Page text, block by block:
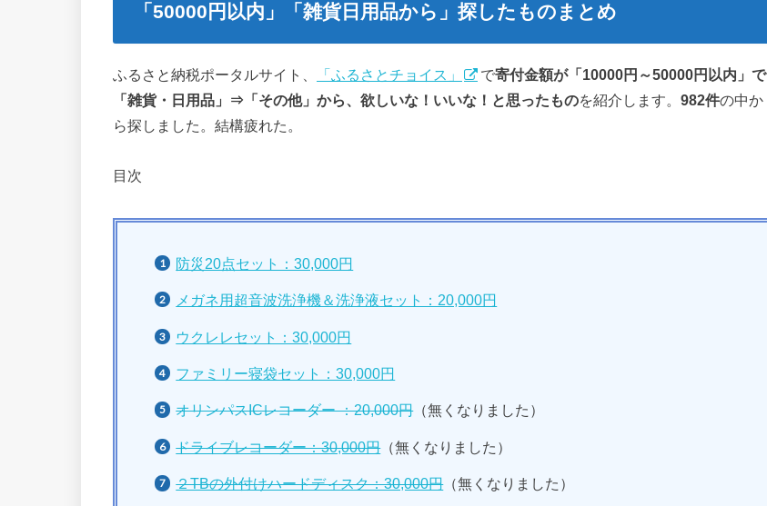
「50000円以内」「雑貨日用品から」探したものまとめ
ふるさと納税ポータルサイト、 「ふるさとチョイス」 で寄付金額が「10000円～50000円以内」で
「雑貨・日用品」⇒「その他」から、欲しいな！いいな！と思ったものを紹介します。 982件の中か
ら探しました。結構疲れた。
目次
防災20点セット：30,000円
メガネ用超音波洗浄機＆洗浄液セット：20,000円
ウクレレセット：30,000円
ファミリー寝袋セット：30,000円
オリンパスICレコーダー ：20,000円（無くなりました）
ドライブレコーダー：30,000円（無くなりました）
２TBの外付けハードディスク：30,000円（無くなりました）